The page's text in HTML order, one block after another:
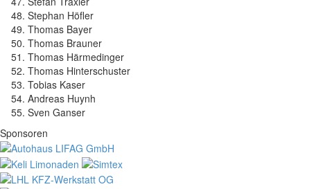
Stephan Höfler
Thomas Bayer
Thomas Brauner
Thomas Härmedinger
Thomas Hinterschuster
Tobias Kaser
Andreas Huynh
Sven Ganser
Sponsoren